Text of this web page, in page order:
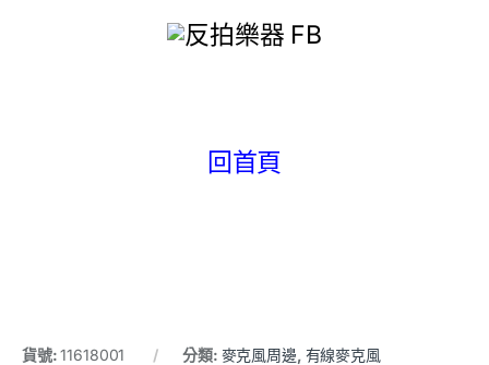
回首頁
貨號:11618001 分類: 麥克風周邊, 有線麥克風